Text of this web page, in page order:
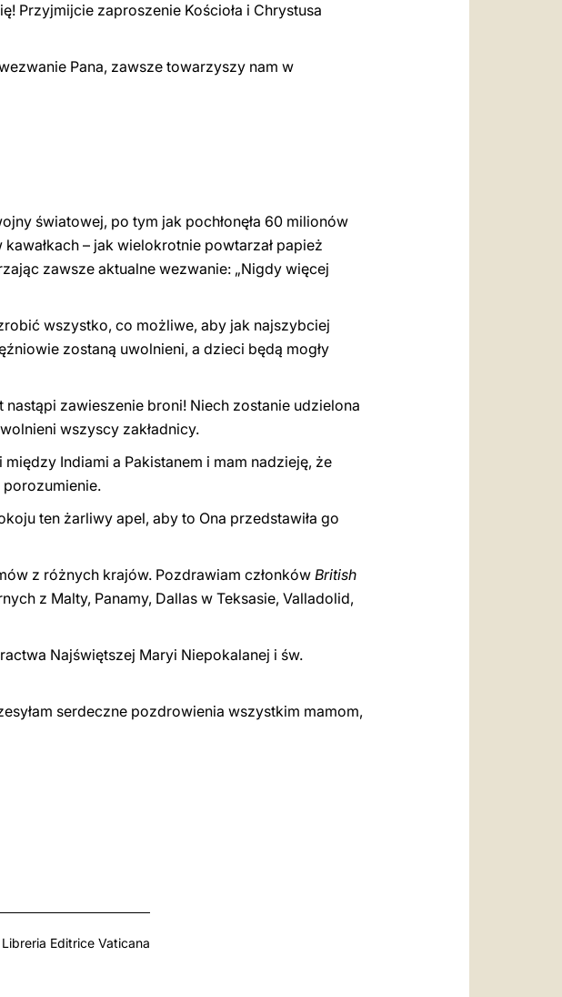
Przyjmijcie zaproszenie Kościoła i Chrystusa
Pana, zawsze towarzyszy nam w
światowej, po tym jak pochłonęła 60 milionów
– jak wielokrotnie powtarzał papież
zawsze aktualne wezwanie: „Nigdy więcej
wszystko, co możliwe, aby jak najszybciej
zostaną uwolnieni, a dzieci będą mogły
zawieszenie broni! Niech zostanie udzielona
wszyscy zakładnicy.
Indiami a Pakistanem i mam nadzieję, że
ten żarliwy apel, aby to Ona przedstawiła go
z różnych krajów. Pozdrawiam członków British
z Malty, Panamy, Dallas w Teksasie, Valladolid,
Najświętszej Maryi Niepokalanej i św.
serdeczne pozdrowienia wszystkim mamom,
Editrice Vaticana